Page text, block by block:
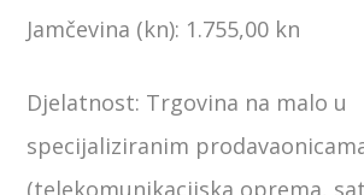
Jamčevina (kn): 1.755,00 kn
Djelatnost: Trgovina na malo u
specijaliziranim